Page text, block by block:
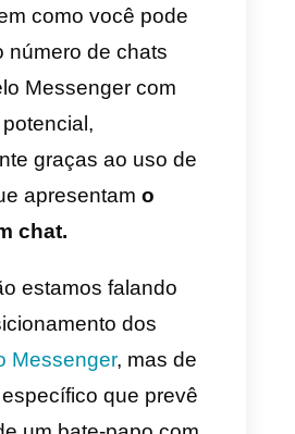
de catálogos
do Messenger à
check-out do seu site,
agora” permite
do aplicativo.
o cliente precisa
botão e passar por um